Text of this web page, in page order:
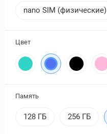
nano SIM (физические)
Цвет
Память
128 ГБ 256 ГБ